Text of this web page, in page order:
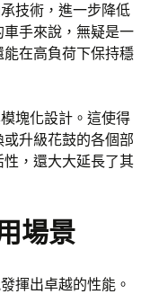
技術，進一步降低
手來說，無疑是一
在高負荷下保持穩
塊化設計。這使得
升級花鼓的各個部
，還大大延長了其
場景
揮出卓越的性能。